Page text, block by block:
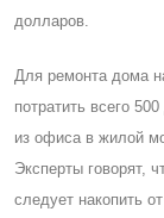
долларов.
Для ремонта дома
потратить всего
из офиса в жилой
Эксперты говорят,
следует накопить